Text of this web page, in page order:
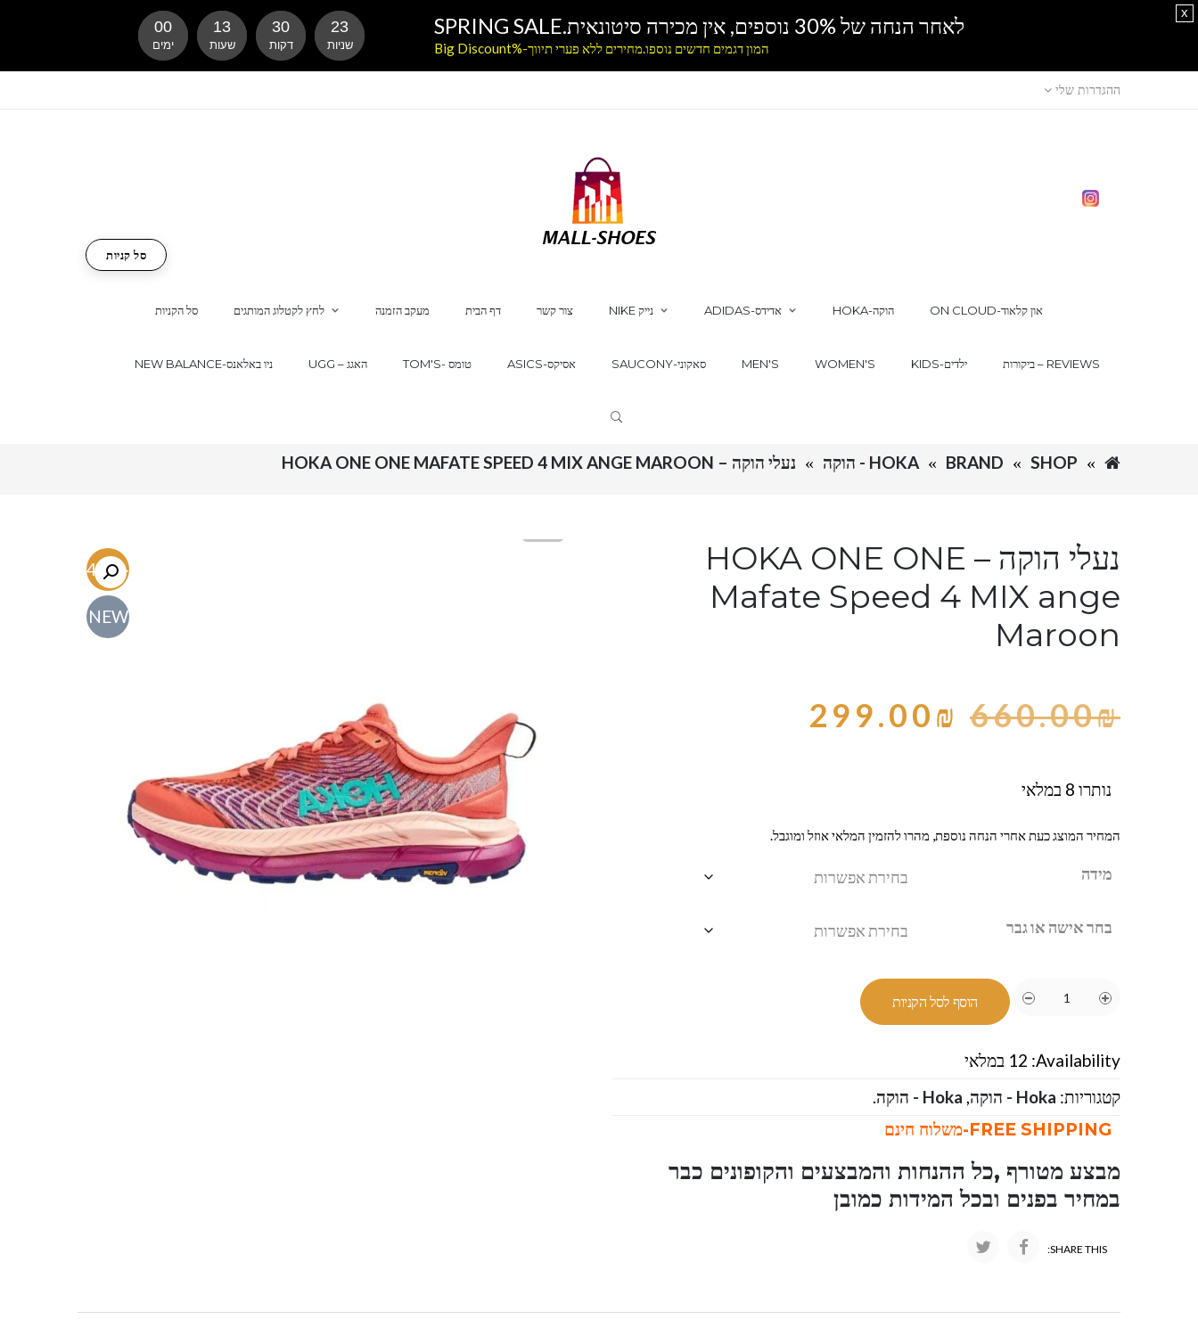
ההגדרות שלי
סל הקניות לחץ לקטלוג המותגים מעקב הזמנה דף הבית צור קשר NIKE נייק ADIDAS-אדידס HOKA-הוקה ON CLOUD-און קלאוד
NEW BALANCE-ניו באלאנס UGG – האגג TOM'S- טומס ASICS-אסיקס SAUCONY-סאקוני MEN'S WOMEN'S KIDS-ילדים ביקורות – REVIEWS
סל קניות
SHOP
BRAND HOKA - הוקה נעלי הוקה – HOKA ONE ONE MAFATE SPEED 4 MIX ANGE MAROON
-54.7%
NEW
נעלי הוקה – HOKA ONE ONE
Mafate Speed 4 MIX ange
Maroon
660.00₪
299.00₪
נותרו 8 במלאי
המחיר המוצג כעת אחרי הנחה נוספת, מהרו להזמין המלאי אוזל ומוגבל.
מידה
בחר אישה או גבר
הוסף לסל הקניות
Availability: 12 במלאי
קטגוריות: Hoka - הוקה , Hoka - הוקה
.
מבצע מטורף ,כל ההנחות והמבצעים והקופונים כבר
במחיר בפנים ובכל המידות כמובן
SHARE THIS:
לאחר הנחה של 30% נוספים, אין מכירה סיטונאית.SPRING SALE
המון דגמים חדשים נוספו.מחירים ללא פערי תיווך-%Big Discount
00
ימים
13
שעות
30
דקות
22
שניות
x